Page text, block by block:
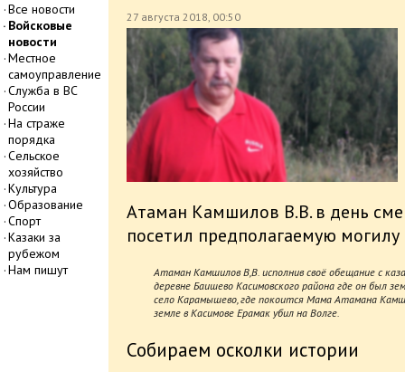
Все новости
Войсковые
новости
Местное
самоуправление
Служба в ВС
России
На страже
порядка
Сельское
хозяйство
Культура
Образование
Спорт
Казаки за
рубежом
Нам пишут
27 августа 2018, 00:50
Атаман Камшилов В.В. в день
посетил предполагаемую могилу
Атаман Камшилов В,В. исполнив своё обещание с
деревне Баишево Касимовского района где он был
село Карамышево, где покоится Мама Атамана
земле в Касимове Ерамак убил на Волге.
Собираем осколки истории